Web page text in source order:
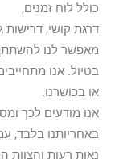
כולל לוח זמנים,
דרגת קושי, דרישות
מאפשר לנו
בטיול. אנו
או בכושרנו.
אנו מודעים לכך
באחריותנו בלבד,
נאות רעות והצוות